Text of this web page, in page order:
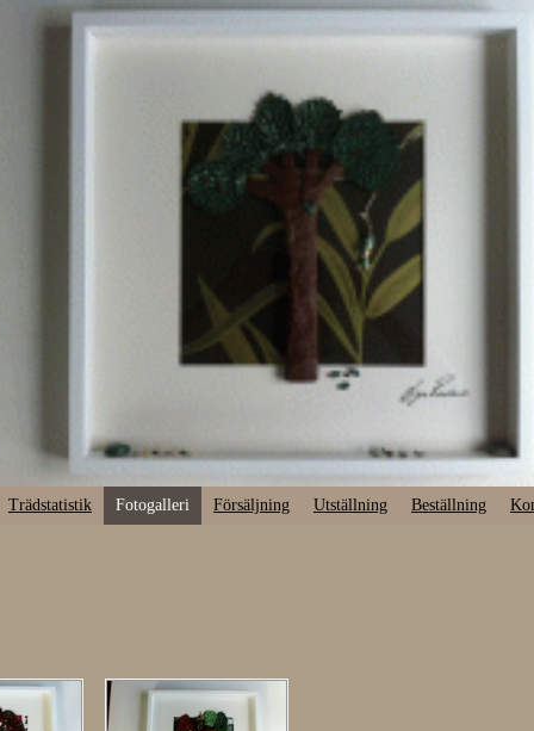
Trädstatistik Fotogalleri Försäljning Utställning Beställning